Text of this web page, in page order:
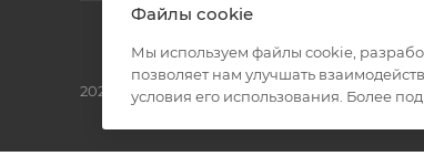
2026 © Полиграф кит - интернет-магазин
Файлы cookie
Мы используем файлы cookie,
позволяет нам улучшать
условия его использования. Более